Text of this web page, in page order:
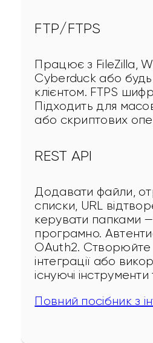
FTP/FTPS
Працює з FileZilla,
Cyberduck або
клієнтом. FTPS
Підходить для
або скриптових
REST API
Додавати файли,
списки, URL
керувати папками
програмно.
OAuth2. Створюйте
інтеграції або
існуючі інструменти
Повний посібник з